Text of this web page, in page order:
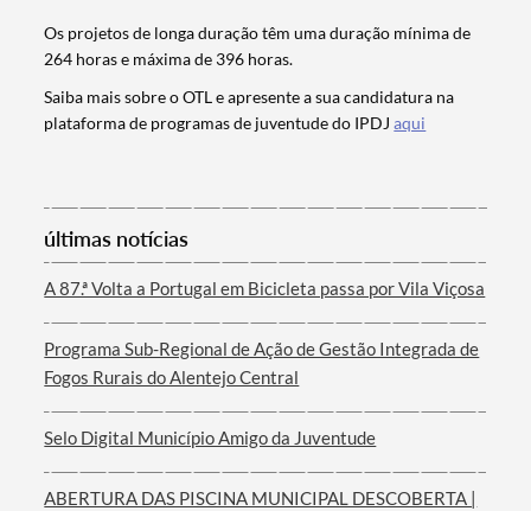
Termo de Pesquisa
Categorias gerais
Os projetos de longa duração têm uma duração mínima de
264 horas e máxima de 396 horas.
Saiba mais sobre o OTL e apresente a sua candidatura na
plataforma de programas de juventude do IPDJaqui
últimas notícias
A 87.ª Volta a Portugal em Bicicleta passa por Vila Viçosa
Programa Sub-Regional de Ação de Gestão Integrada de
Fogos Rurais do Alentejo Central
Selo Digital Município Amigo da Juventude
ABERTURA DAS PISCINA MUNICIPAL DESCOBERTA |